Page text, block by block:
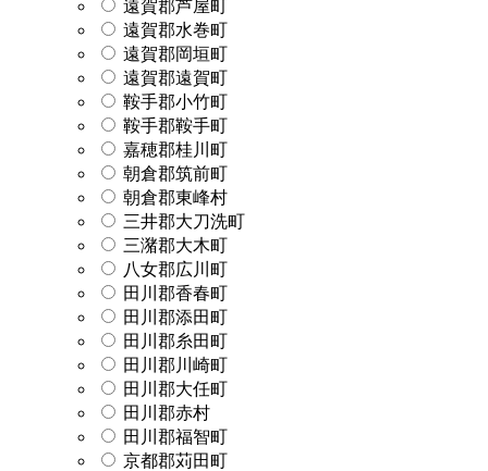
遠賀郡芦屋町
遠賀郡水巻町
遠賀郡岡垣町
遠賀郡遠賀町
鞍手郡小竹町
鞍手郡鞍手町
嘉穂郡桂川町
朝倉郡筑前町
朝倉郡東峰村
三井郡大刀洗町
三潴郡大木町
八女郡広川町
田川郡香春町
田川郡添田町
田川郡糸田町
田川郡川崎町
田川郡大任町
田川郡赤村
田川郡福智町
京都郡苅田町